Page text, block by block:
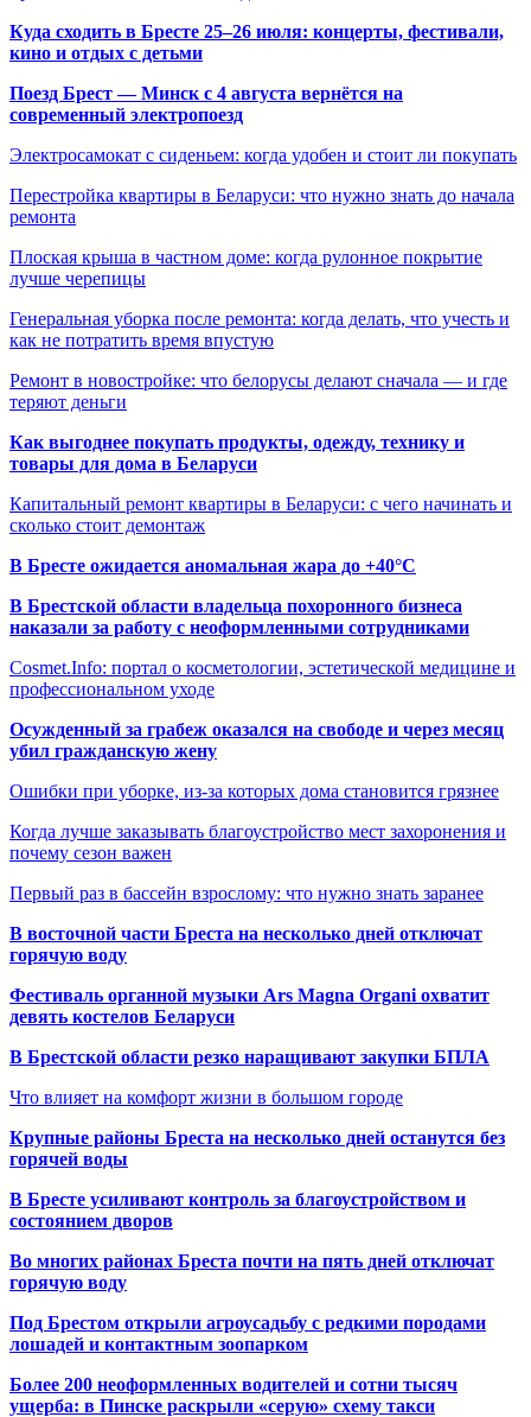
Куда сходить в Бресте 25–26 июля: концерты, фестивали,
кино и отдых с детьми
Поезд Брест — Минск с 4 августа вернётся на
современный электропоезд
Электросамокат с сиденьем: когда удобен и стоит ли покупать
Перестройка квартиры в Беларуси: что нужно знать до начала
ремонта
Плоская крыша в частном доме: когда рулонное покрытие
лучше черепицы
Генеральная уборка после ремонта: когда делать, что учесть и
как не потратить время впустую
Ремонт в новостройке: что белорусы делают сначала — и где
теряют деньги
Как выгоднее покупать продукты, одежду, технику и
товары для дома в Беларуси
Капитальный ремонт квартиры в Беларуси: с чего начинать и
сколько стоит демонтаж
В Бресте ожидается аномальная жара до +40°C
В Брестской области владельца похоронного бизнеса
наказали за работу с неоформленными сотрудниками
Cosmet.Info: портал о косметологии, эстетической медицине и
профессиональном уходе
Осужденный за грабеж оказался на свободе и через месяц
убил гражданскую жену
Ошибки при уборке, из-за которых дома становится грязнее
Когда лучше заказывать благоустройство мест захоронения и
почему сезон важен
Первый раз в бассейн взрослому: что нужно знать заранее
В восточной части Бреста на несколько дней отключат
горячую воду
Фестиваль органной музыки Ars Magna Organi охватит
девять костелов Беларуси
В Брестской области резко наращивают закупки БПЛА
Что влияет на комфорт жизни в большом городе
Крупные районы Бреста на несколько дней останутся без
горячей воды
В Бресте усиливают контроль за благоустройством и
состоянием дворов
Во многих районах Бреста почти на пять дней отключат
горячую воду
Под Брестом открыли агроусадьбу с редкими породами
лошадей и контактным зоопарком
Более 200 неоформленных водителей и сотни тысяч
ущерба: в Пинске раскрыли «серую» схему такси